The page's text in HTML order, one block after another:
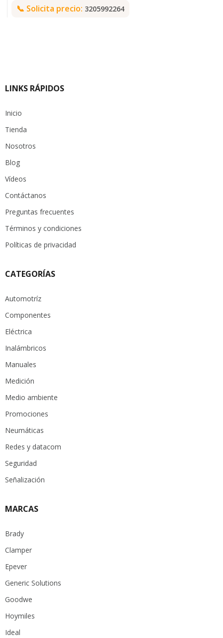
📞 Solicita precio: 3205992264
LINKS RÁPIDOS
Inicio
Tienda
Nosotros
Blog
Vídeos
Contáctanos
Preguntas frecuentes
Términos y condiciones
Políticas de privacidad
CATEGORÍAS
Automotríz
Componentes
Eléctrica
Inalámbricos
Manuales
Medición
Medio ambiente
Promociones
Neumáticas
Redes y datacom
Seguridad
Señalización
MARCAS
Brady
Clamper
Epever
Generic Solutions
Goodwe
Hoymiles
Ideal